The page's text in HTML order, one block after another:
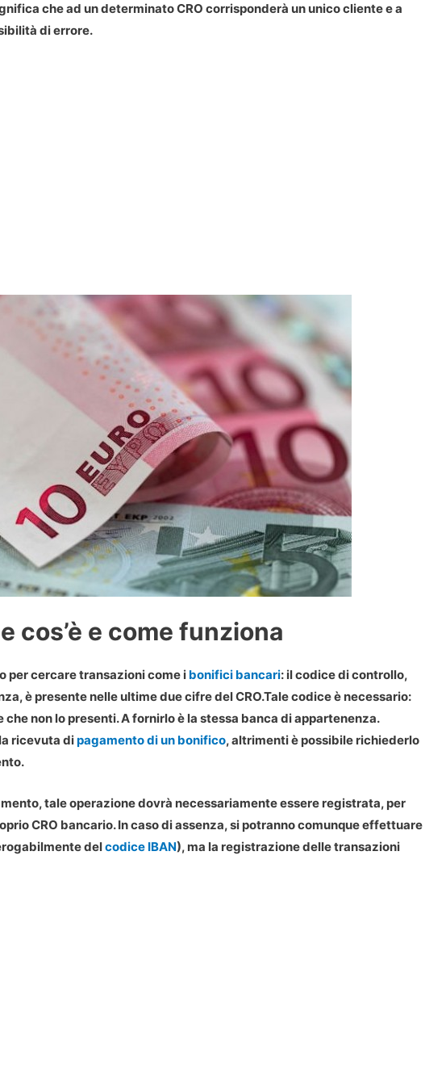
che ad un determinatoCRO corrisponderà un unico cliente e a
di errore.
cos’è e come funziona
per cercare transazioni come i bonifici bancari: il codice di controllo,
è presente nelle ultime due cifre delCRO.Tale codice è necessario:
non lo presenti. A fornirlo è la stessa banca di appartenenza.
ricevuta dipagamento di un bonifico, altrimenti è possibile richiederlo
, tale operazione dovrà necessariamente essere registrata, per
CRO bancario. In caso di assenza, si potranno comunque effettuare
delcodice IBAN), ma la registrazione delle transazioni